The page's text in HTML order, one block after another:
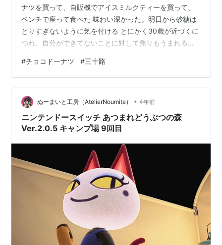
ナツを買って、自販機でアイスミルクティーを買って、
ベンチで座って食べた 味わい深かった。明日から砂糖は
とりすぎないように気を付ける とにかく30歳が近づくに
つれ、自分ができてないことに対して焦りもうまれる
それを繰り返しているうちに、自分が行きたい場所にた
どりついてるはず
#チョコドーナツ #三十路
ぬーまいと工房（AtelierNoumite） • 4年前
ニンテンドースイッチ あつまれどうぶつの森
Ver.2.0.5 キャンプ場 9回目